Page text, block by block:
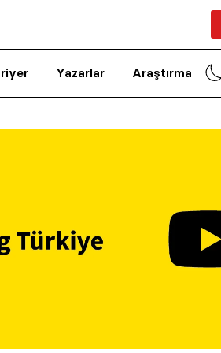
Yazarlar Araştırma